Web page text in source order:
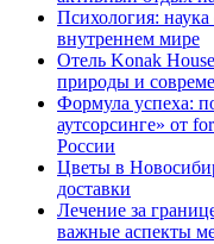
Психология:
внутреннем мире
Отель Konak
природы и
Формула успеха:
аутсорсинге» от
России
Цветы в
доставки
Лечение за
важные аспекты